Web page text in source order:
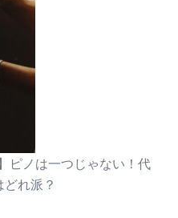
ピノは一つじゃない！代
れ派？